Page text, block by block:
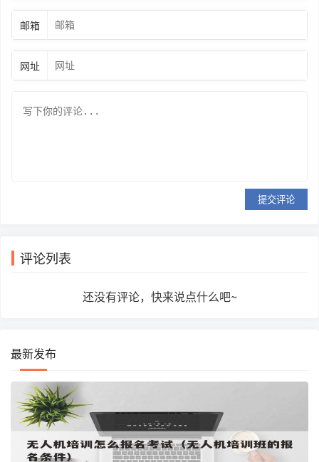
邮箱
网址
提交评论
评论列表
还没有评论，快来说点什么吧~
最新发布